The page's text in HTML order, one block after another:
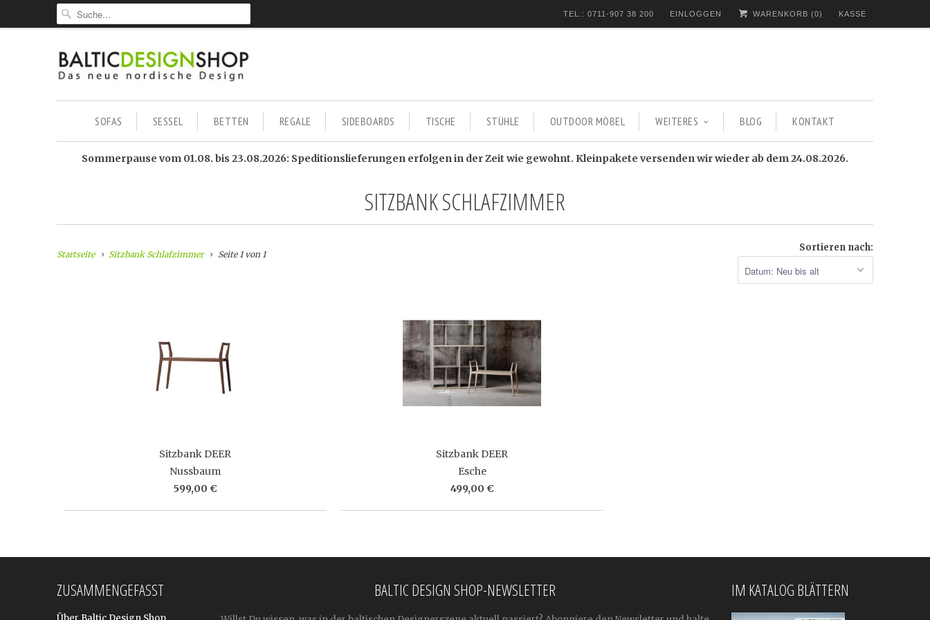
TEL.: 0711-907 38 200 EINLOGGEN WARENKORB (0) KASSE
SOFAS SESSEL BETTEN REGALE SIDEBOARDS TISCHE STÜHLE OUTDOOR MÖBEL WEITERES BLOG KONTAKT
Sommerpause vom 01.08. bis 23.08.2026: Speditionslieferungen erfolgen in der Zeit wie gewohnt. Kleinpakete versenden wir wieder ab dem 24.08.2026.
SITZBANK SCHLAFZIMMER
Startseite Sitzbank Schlafzimmer Seite 1 von 1
Sortieren nach:
Sitzbank DEER
Nussbaum
599,00 €
Sitzbank DEER
Esche
499,00 €
ZUSAMMENGEFASST BALTIC DESIGN SHOP-NEWSLETTER IM KATALOG BLÄTTERN